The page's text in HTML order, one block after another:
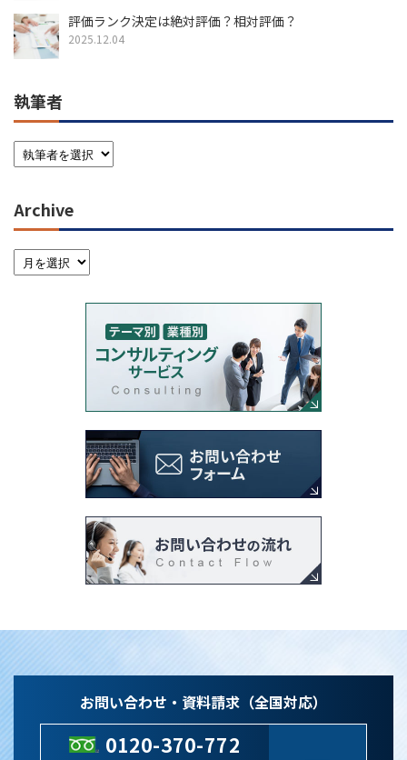
評価ランク決定は絶対評価？相対評価？
2025.12.04
執筆者
Archive
お問い合わせ・資料請求（全国対応）
0120-370-772